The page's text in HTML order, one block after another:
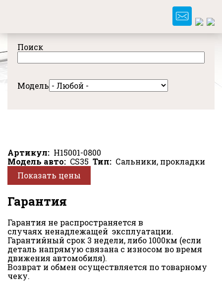
содержанию
Поиск
Модель
Артикул
H15001-0800
Модель авто
CS35 Тип
Сальники, прокладки
Показать цены
Гарантия
Гарантия не распространяется в
случаях ненадлежащей эксплуатации.
Гарантийный срок 3 недели, либо 1000км (если
деталь напрямую связана с износом во время
движения автомобиля).
Возврат и обмен осуществляется по товарному
чеку.